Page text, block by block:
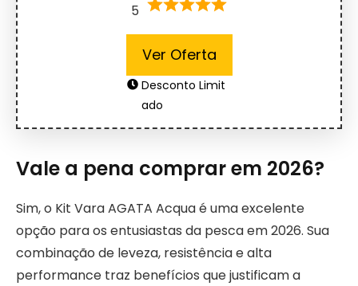
5
Ver Oferta
Desconto Limit
ado
Vale a pena comprar em 2026?
Sim, o Kit Vara AGATA Acqua é uma excelente
opção para os entusiastas da pesca em 2026. Sua
combinação de leveza, resistência e alta
performance traz benefícios que justificam a